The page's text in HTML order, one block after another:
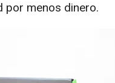
por menos dinero.